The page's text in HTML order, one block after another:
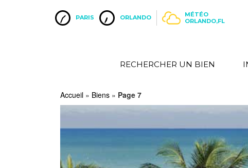
PARIS ORLANDO
MÉTÉO
ORLANDO,FL
RECHERCHER UN BIEN
Accueil » Biens » Page 7